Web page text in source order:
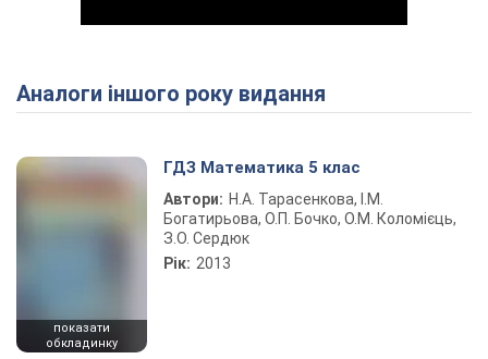
Play Video
Аналоги іншого року видання
показати
обкладинку
ГДЗ Математика 5 клас
Автори: Н.А. Тарасенкова, І.М.
Богатирьова, О.П. Бочко, О.М. Коломієць,
З.О. Сердюк
Рік: 2013